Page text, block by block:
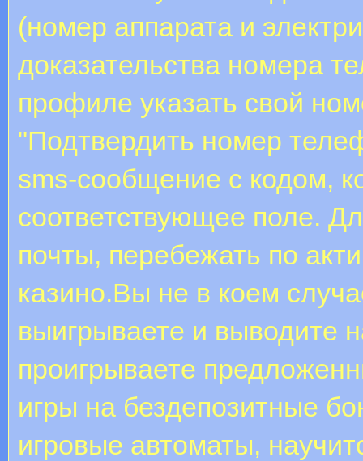
(номер аппарата и
доказательства номера
профиле указать свой
"Подтвердить номер
sms-сообщение с кодом,
соответствующее поле.
почты, перебежать по
казино.Вы не в коем
выигрываете и выводите
проигрываете
игры на бездепозитные
игровые автоматы,